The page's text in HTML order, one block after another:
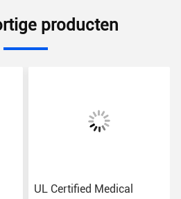
producten
UL Certified Medical